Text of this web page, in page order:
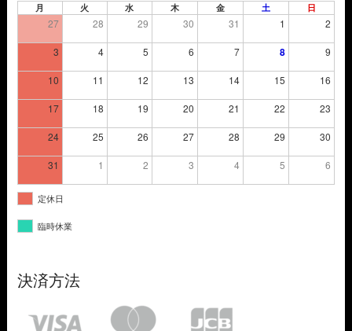
月 火 水 木 金 土 日
27 28 29 30 31 1 2
3 4 5 6 7 8 9
10 11 12 13 14 15 16
17 18 19 20 21 22 23
24 25 26 27 28 29 30
31 1 2 3 4 5 6
定休日
臨時休業
決済方法